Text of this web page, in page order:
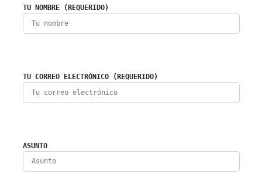
TU NOMBRE (REQUERIDO)
TU CORREO ELECTRÓNICO (REQUERIDO)
ASUNTO